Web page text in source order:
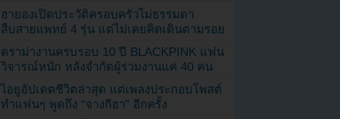
ฮายองเปิดประวัติครอบครัวไม่ธรรมดา
สืบสายแพทย์ 4 รุ่น แต่ไม่เคยคิดเดินตามรอย
ดราม่างานครบรอบ 10 ปี BLACKPINK แฟน
วิจารณ์หนัก หลังจำกัดผู้ร่วมงานแค่ 40 คน
ไอยูอัปเดตชีวิตล่าสุด แต่เพลงประกอบโพสต์
ทำแฟนๆ พูดถึง “จางกีฮา” อีกครั้ง